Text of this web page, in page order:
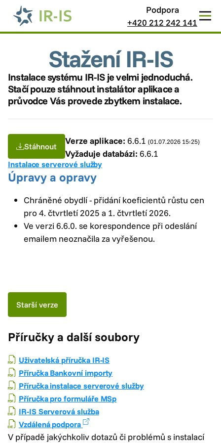
Podpora
+420 212 242 141
Stažení IR-IS
Instalace systému IR-IS je velmi jednoduchá.
Stačí pouze stáhnout instalátor aplikace a
průvodce Vás provede zbytkem instalace.
Stáhnout
Verze aplikace: 6.6.1 (01.07.2026 15:25)
Vyžaduje databázi: 6.6.1
Instalace serverové služby
Úpravy a opravy
Chráněné obydlí - přidání koeficientů růstu cen
pro 4. čtvrtletí 2025 a 1. čtvrtletí 2026.
Ve verzi 6.6.0. se korespondence při odeslání
emailem neoznačila za vyřešenou.
Starší verze
Příručky a další soubory
Uživatelská příručka IR-IS
Příručka Bankovní importy
Příručka instalace serverové služby
Příručka pro formuláře MSp
IR-IS Serverová služba
Vzdálená podpora
V případě jakýchkoliv dotazů či problémů s instalací